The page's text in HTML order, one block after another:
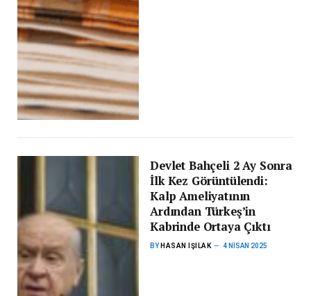
Devlet Bahçeli 2 Ay Sonra
İlk Kez Görüntülendi:
Kalp Ameliyatının
Ardından Türkeş’in
Kabrinde Ortaya Çıktı
BY HASAN IŞILAK 4 NISAN 2025